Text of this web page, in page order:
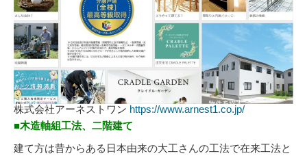
株式会社アーネストワン https://www.arnest1.co.jp/
■木造軸組工法、二階建て
建て方は昔からある日本由来の大工さんの工法で在来工法と